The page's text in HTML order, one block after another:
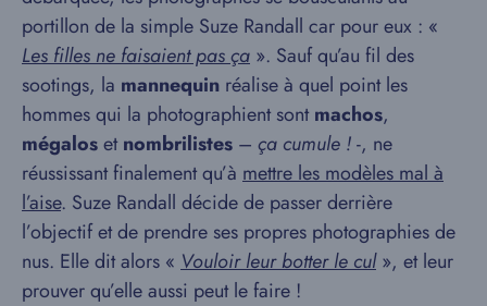
portillon de la simple Suze Randall car pour eux : «
Les filles ne faisaient pas ça ». Sauf qu’au fil des
sootings, la mannequin réalise à quel point les
hommes qui la photographient sontmachos,
mégalosetnombrilistes – ça cumule !-, ne
réussissant finalement qu’à mettre les modèles mal à
l’aise. Suze Randall décide de passer derrière
l’objectif et de prendre ses propres photographies de
nus. Elle dit alors « Vouloir leur botter le cul», et leur
prouver qu’elle aussi peut le faire !